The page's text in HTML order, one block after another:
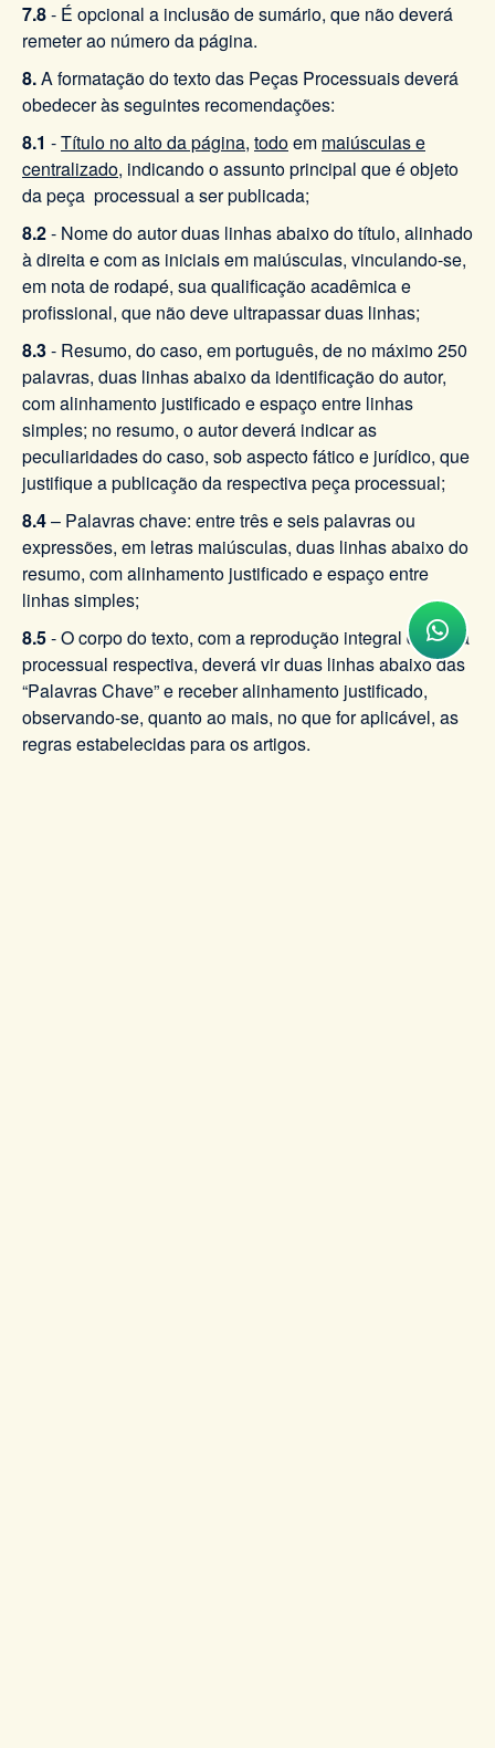
7.8- É opcional a inclusão de sumário, que não deverá
remeter ao número da página.
8.A formatação do texto das Peças Processuais deverá
obedecer às seguintes recomendações:
8.1 -Título no alto da página, todoem maiúsculas e
centralizado, indicando o assunto principal que é objeto
da peça processual a ser publicada;
8.2- Nome do autor duas linhas abaixo do título, alinhado
à direita e com as iniciais em maiúsculas, vinculando-se,
em nota de rodapé, sua qualificação acadêmica e
profissional, que não deve ultrapassar duas linhas;
8.3- Resumo, do caso, em português, de no máximo 250
palavras, duas linhas abaixo da identificação do autor,
com alinhamento justificado e espaço entre linhas
simples; no resumo, o autor deverá indicar as
peculiaridades do caso, sob aspecto fático e jurídico, que
justifique a publicação da respectiva peça processual;
8.4– Palavras chave: entre três e seis palavras ou
expressões, em letras maiúsculas, duas linhas abaixo do
resumo, com alinhamento justificado e espaço entre
linhas simples;
8.5- O corpo do texto, com a reprodução integral da peça
processual respectiva, deverá vir duas linhas abaixo das
“Palavras Chave” e receber alinhamento justificado,
observando-se, quanto ao mais, no que for aplicável, as
regras estabelecidas para os artigos.